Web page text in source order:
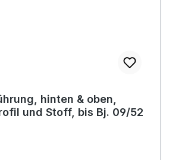
hinten & oben,
und Stoff, bis Bj. 09/52